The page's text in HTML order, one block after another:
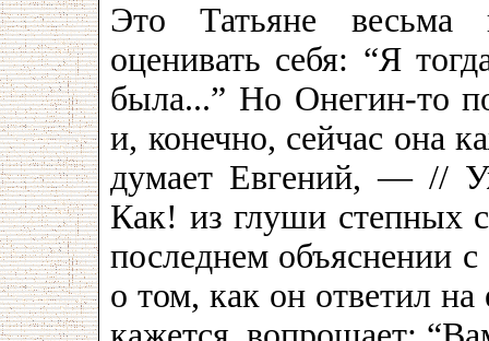
Это Татьяне весьма
оценивать себя: “Я
была...” Но Онегин-то
и, конечно, сейчас она
думает Евгений, — //
Как! из глуши степных
последнем объяснении
о том, как он ответил на